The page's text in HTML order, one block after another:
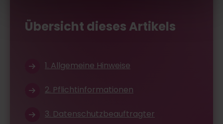
Übersicht dieses Artikels
1. Allgemeine Hinweise
2. Pflichtinformationen
3. Datenschutzbeauftragter